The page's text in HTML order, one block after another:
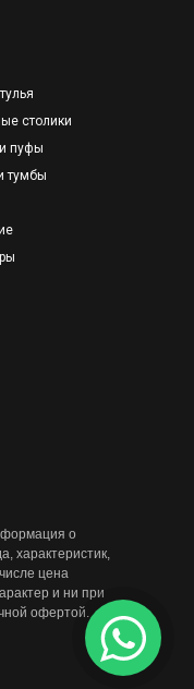
столики
пуфы
тумбы
о
характеристик,
цена
и ни при
офертой.